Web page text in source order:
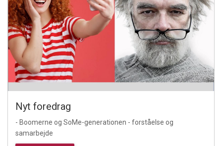
Nyt foredrag
- Boomerne og SoMe-generationen - forståelse og
samarbejde